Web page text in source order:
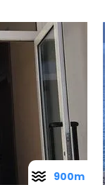
900m